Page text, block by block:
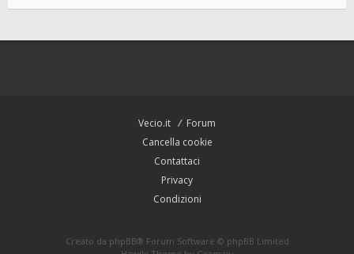
Vecio.it
Forum
Cancella cookie
Contattaci
Privacy
Condizioni
Creato da phpBB® Forum Software © phpBB Limited